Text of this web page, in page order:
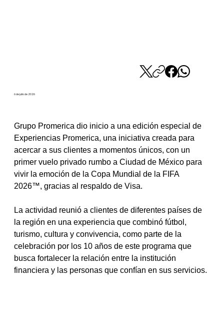
6 de julio de 2026
Grupo Promerica dio inicio a una edición especial de
Experiencias Promerica, una iniciativa creada para
acercar a sus clientes a momentos únicos, con un
primer vuelo privado rumbo a Ciudad de México para
vivir la emoción de la Copa Mundial de la FIFA
2026™, gracias al respaldo de Visa.
La actividad reunió a clientes de diferentes países de
la región en una experiencia que combinó fútbol,
turismo, cultura y convivencia, como parte de la
celebración por los 10 años de este programa que
busca fortalecer la relación entre la institución
financiera y las personas que confían en sus servicios.